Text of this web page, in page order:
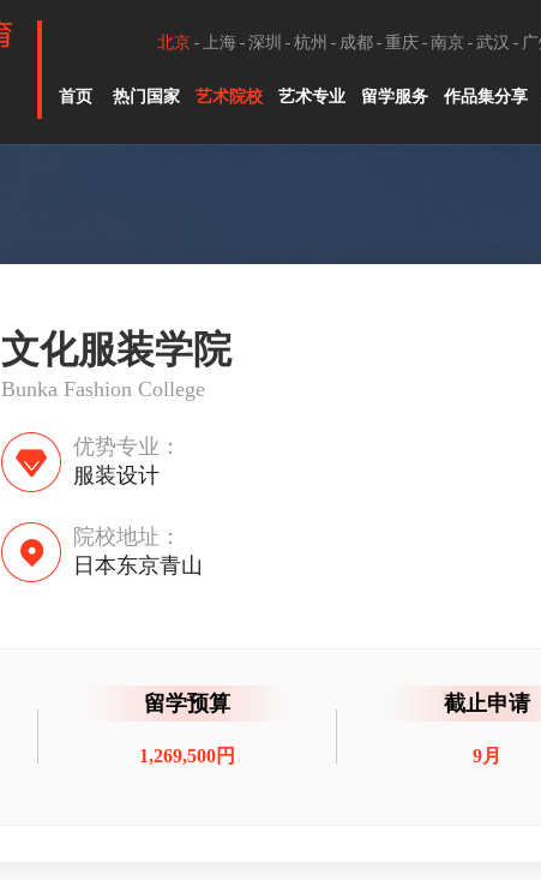
北京 上海 深圳 杭州 成都 重庆 南京 武汉 广
首页 热门国家 艺术院校 艺术专业 留学服务 作品集分享
文化服装学院
Bunka Fashion College
优势专业：
服装设计
院校地址：
日本东京青山
留学预算
1,269,500円
截止申请
9月